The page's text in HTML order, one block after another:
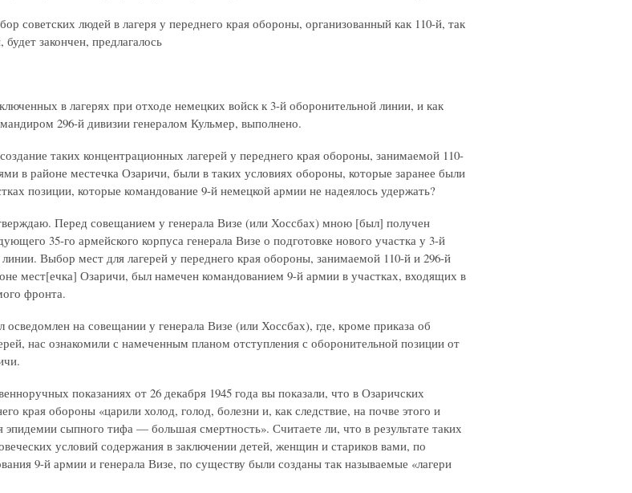
советских людей в лагеря у переднего края обороны, организованный как 110-й, так
будет закончен, предлагалось
в лагерях при отходе немецких войск к 3-й оборонительной линии, и как
296-й дивизии генералом Кульмер, выполнено.
таких концентрационных лагерей у переднего края обороны, занимаемой 110-
в районе местечка Озаричи, были в таких условиях обороны, которые заранее были
позиции, которые командование 9-й немецкой армии не надеялось удержать?
Перед совещанием у генерала Визе (или Хоссбах) мною [был] получен
35-го армейского корпуса генерала Визе о подготовке нового участка у 3-й
Выбор мест для лагерей у переднего края обороны, занимаемой 110-й и 296-й
мест[ечка] Озаричи, был намечен командованием 9-й армии в участках, входящих в
фронта.
на совещании у генерала Визе (или Хоссбах), где, кроме приказа об
нас ознакомили с намеченным планом отступления с оборонительной позиции от
показаниях от 26 декабря 1945 года вы показали, что в Озаричских
края обороны «царили холод, голод, болезни и, как следствие, на почве этого и
эпидемии сыпного тифа — большая смертность». Считаете ли, что в результате таких
условий содержания в заключении детей, женщин и стариков вами, по
9-й армии и генерала Визе, по существу были созданы так называемые «лагери